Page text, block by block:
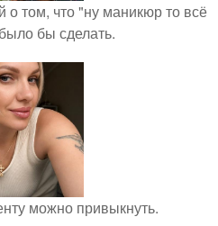
о том, что "ну маникюр то всё
бы сделать.
можно привыкнуть.